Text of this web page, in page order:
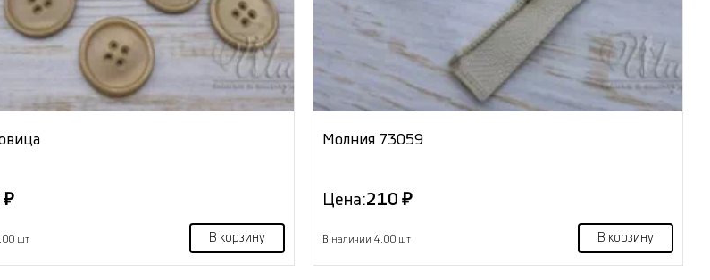
₽
шт В корзину
Молния 73059
Цена:210 ₽
В наличии 4.00 шт В корзину